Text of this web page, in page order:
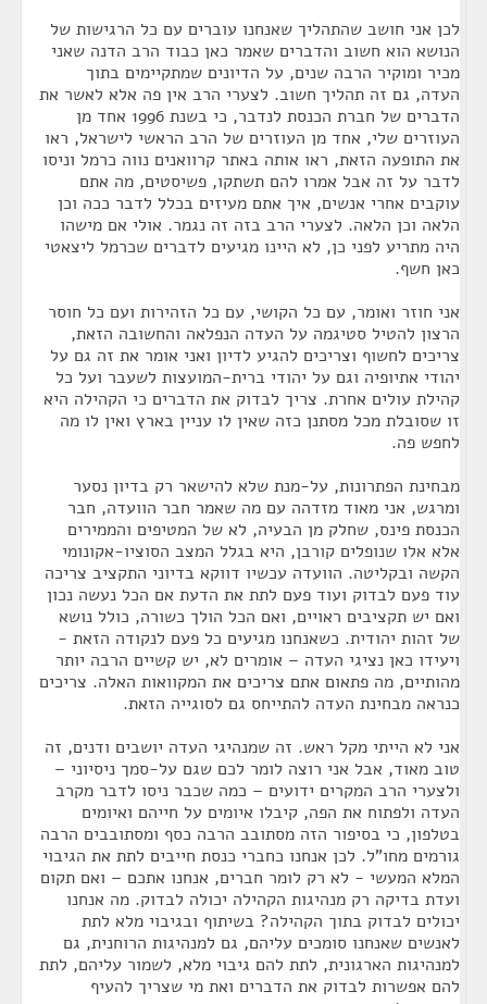
לכן אני חושב שהתהליך שאנחנו עוברים עם כל הרגישות של
הנושא הוא חשוב והדברים שאמר כאן כבוד הרב הדנה שאני
מכיר ומוקיר הרבה שנים, על הדיונים שמתקיימים בתוך
העדה, גם זה תהליך חשוב. לצערי הרב אין פה אלא לאשר את
הדברים של חברת הכנסת לנדבר, כי בשנת 1996 אחד מן
העוזרים שלי, אחד מן העוזרים של הרב הראשי לישראל, ראו
את התופעה הזאת, ראו אותה באתר קרוואנים נווה כרמל וניסו
לדבר על זה אבל אמרו להם תשתקו, פשיסטים, מה אתם
עוקבים אחרי אנשים, איך אתם מעיזים בכלל לדבר ככה וכן
הלאה וכן הלאה. לצערי הרב בזה זה נגמר. אולי אם מישהו
היה מתריע לפני כן, לא היינו מגיעים לדברים שכרמל ליצאטי
כאן חשף.
אני חוזר ואומר, עם כל הקושי, עם כל הזהירות ועם כל חוסר
הרצון להטיל סטיגמה על העדה הנפלאה והחשובה הזאת,
צריכים לחשוף וצריכים להגיע לדיון ואני אומר את זה גם על
יהודי אתיופיה וגם על יהודי ברית-המועצות לשעבר ועל כל
קהילת עולים אחרת. צריך לבדוק את הדברים כי הקהילה היא
זו שסובלת מכל מסתנן כזה שאין לו עניין בארץ ואין לו מה
לחפש פה.
מבחינת הפתרונות, על-מנת שלא להישאר רק בדיון נסער
ומרגש, אני מאוד מזדהה עם מה שאמר חבר הוועדה, חבר
הכנסת פינס, שחלק מן הבעיה, לא של המטיפים והממירים
אלא אלו שנופלים קורבן, היא בגלל המצב הסוציו-אקונומי
הקשה ובקליטה. הוועדה עכשיו דווקא בדיוני התקציב צריכה
עוד פעם לבדוק ועוד פעם לתת את הדעת אם הכל נעשה נכון
ואם יש תקציבים ראויים, ואם הכל הולך כשורה, כולל נושא
של זהות יהודית. כשאנחנו מגיעים כל פעם לנקודה הזאת -
ויעידו כאן נציגי העדה – אומרים לא, יש קשיים הרבה יותר
מהותיים, מה פתאום אתם צריכים את המקוואות האלה. צריכים
כנראה מבחינת העדה להתייחס גם לסוגייה הזאת.
אני לא הייתי מקל ראש. זה שמנהיגי העדה יושבים ודנים, זה
טוב מאוד, אבל אני רוצה לומר לכם שגם על-סמך ניסיוני –
ולצערי הרב המקרים ידועים – כמה שכבר ניסו לדבר מקרב
העדה ולפתוח את הפה, קיבלו איומים על חייהם ואיומים
בטלפון, כי בסיפור הזה מסתובב הרבה כסף ומסתובבים הרבה
גורמים מחו"ל. לכן אנחנו כחברי כנסת חייבים לתת את הגיבוי
המלא המעשי - לא רק לומר חברים, אנחנו אתכם – ואם תקום
ועדת בדיקה רק מנהיגות הקהילה יכולה לבדוק. מה אנחנו
יכולים לבדוק בתוך הקהילה? בשיתוף ובגיבוי מלא לתת
לאנשים שאנחנו סומכים עליהם, גם למנהיגות הרוחנית, גם
למנהיגות הארגונית, לתת להם גיבוי מלא, לשמור עליהם, לתת
להם אפשרות לבדוק את הדברים ואת מי שצריך להעיף